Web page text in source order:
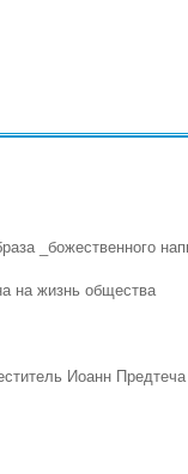
_божественного
на жизнь общества
Иоанн Предтеча